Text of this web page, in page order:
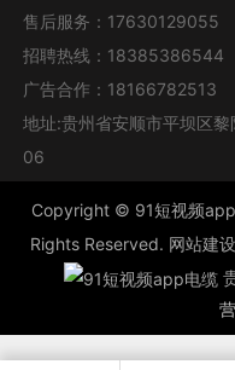
售后服务： 17630129055
招聘热线： 18385386544
广告合作： 18166782513
地址:贵州省安顺市平坝区黎
06
Copyright © 91短视频
Rights Reserved. 网站建设